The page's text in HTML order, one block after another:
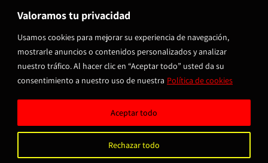
Valoramos tu privacidad
Usamos cookies para mejorar su experiencia de navegación,
mostrarle anuncios o contenidos personalizados y analizar
nuestro tráfico. Al hacer clic en “Aceptar todo” usted da su
consentimiento a nuestro uso de nuestra Política de cookies
Rechazar todo
Aceptar todo
08520 Corró d'Avall
938 49 25 14
info@brtmotorsport.com
© Copyright 2023 BRT Motorsport.Aviso legal y Privacidad.
Diseñado porCitiservi Media